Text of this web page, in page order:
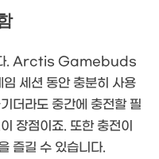
다. Arctis Gamebuds
세션 동안 충분히 사용
더라도 중간에 충전할 필
장점이죠. 또한 충전이
즐길 수 있습니다.